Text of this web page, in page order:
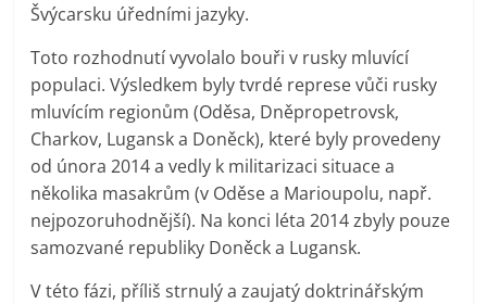
Švýcarsku úředními jazyky.
Toto rozhodnutí vyvolalo bouři v rusky mluvící
populaci. Výsledkem byly tvrdé represe vůči rusky
mluvícím regionům (Oděsa, Dněpropetrovsk,
Charkov, Lugansk a Doněck), které byly provedeny
od února 2014 a vedly k militarizaci situace a
několika masakrům (v Oděse a Marioupolu, např.
nejpozoruhodnější). Na konci léta 2014 zbyly pouze
samozvané republiky Doněck a Lugansk.
V této fázi, příliš strnulý a zaujatý doktrinářským